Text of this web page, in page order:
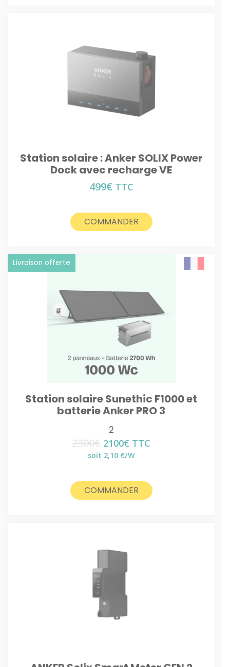
Station solaire : Anker SOLIX Power
Dock avec recharge VE
499€ TTC
COMMANDER
Station solaire Sunethic F1000 et
batterie Anker PRO 3
Livraison offerte
2
2300€ Le
prix
2300€.
2100€ Le
prix
2100€.
TTC
soit 2,10 €/W
COMMANDER